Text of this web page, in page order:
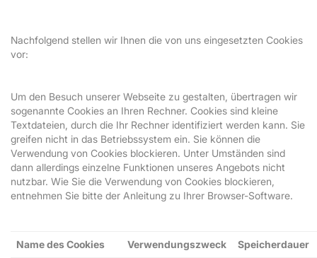
Nachfolgend stellen wir Ihnen die von uns eingesetzten Cookies
vor:
Um den Besuch unserer Webseite zu gestalten, übertragen wir
sogenannte Cookies an Ihren Rechner. Cookies sind kleine
Textdateien, durch die Ihr Rechner identifiziert werden kann. Sie
greifen nicht in das Betriebssystem ein. Sie können die
Verwendung von Cookies blockieren. Unter Umständen sind
dann allerdings einzelne Funktionen unseres Angebots nicht
nutzbar. Wie Sie die Verwendung von Cookies blockieren,
entnehmen Sie bitte der Anleitung zu Ihrer Browser-Software.
Name des Cookies Verwendungszweck Speicherdauer